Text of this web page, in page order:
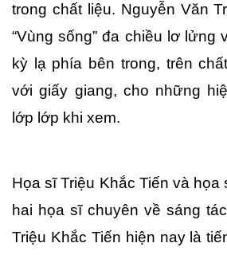
trong chất liệu. Nguyễn Văn
“Vùng sống” đa chiều lơ lửng
kỳ lạ phía bên trong, trên
với giấy giang, cho những
lớp lớp khi xem.
Họa sĩ Triệu Khắc Tiến và họa
hai họa sĩ chuyên về sáng
Triệu Khắc Tiến hiện nay là